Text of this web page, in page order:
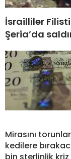
İsrailliler
Şeria’da
Mirasını
kedilere